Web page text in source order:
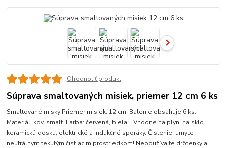
Ohodnotiť produkt
Súprava smaltovaných misiek, priemer 12 cm 6 ks
Smaltované misky Priemer misiek: 12 cm. Balenie obsahuje 6 ks.
Materiál: kov, smalt. Farba: červená, biela. Vhodné na plyn, na sklo
keramickú dosku, elektrické a indukčné sporáky. Čistenie: umyte
neutrálnym tekutým čistiacim prostriedkom! Nepoužívajte drôtenky a